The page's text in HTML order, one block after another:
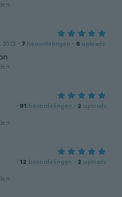
· 7 beoordelingen · 6 uploads
· 91 beoordelingen · 2 uploads
· 12 beoordelingen · 2 uploads